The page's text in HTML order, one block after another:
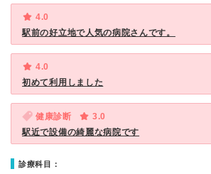
4.0
駅前の好立地で人気の病院さんです。
4.0
初めて利用しました
健康診断
3.0
駅近で設備の綺麗な病院です
診療科目：